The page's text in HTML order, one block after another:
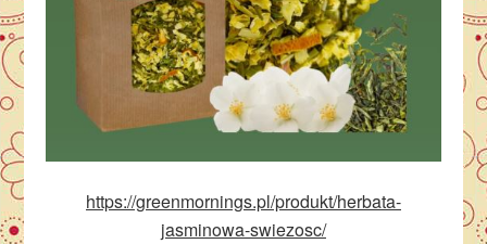
https://greenmornings.pl/produkt/herbata-
jasminowa-swiezosc/